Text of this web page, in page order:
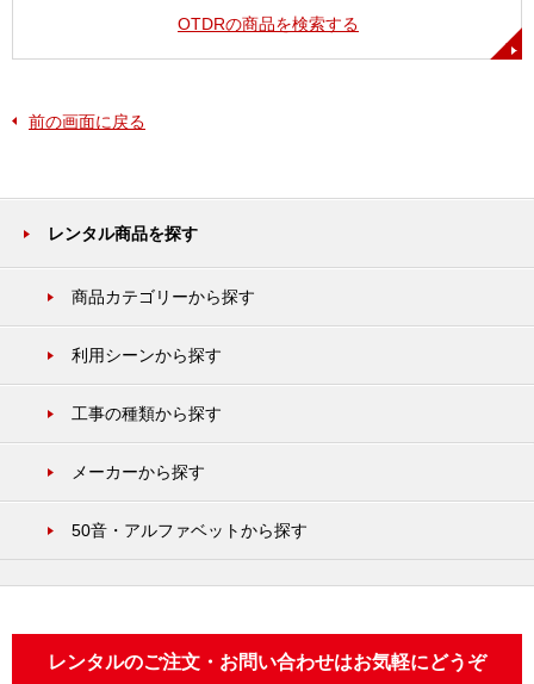
OTDRの商品を検索する
前の画面に戻る
レンタル商品を探す
商品カテゴリーから探す
利用シーンから探す
工事の種類から探す
メーカーから探す
50音・アルファベットから探す
レンタルのご注文・お問い合わせはお気軽にどうぞ